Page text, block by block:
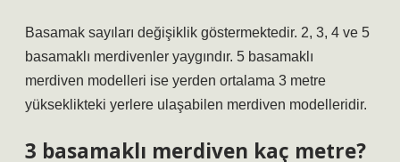
Basamak sayıları değişiklik göstermektedir. 2, 3, 4 ve 5
basamaklı merdivenler yaygındır. 5 basamaklı
merdiven modelleri ise yerden ortalama 3 metre
yükseklikteki yerlere ulaşabilen merdiven modelleridir.
3 basamaklı merdiven kaç metre?